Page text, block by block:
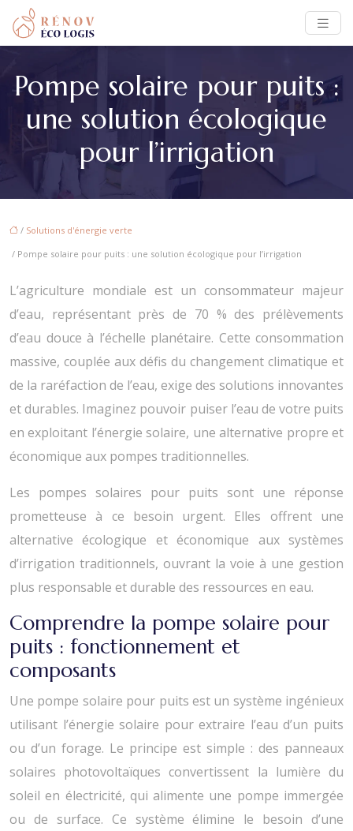
Pompe solaire pour puits :
une solution écologique
pour l’irrigation
/ Solutions d'énergie verte
/ Pompe solaire pour puits : une solution écologique pour l’irrigation
L’agriculture mondiale est un consommateur majeur
d’eau, représentant près de 70 % des prélèvements
d’eau douce à l’échelle planétaire. Cette consommation
massive, couplée aux défis du changement climatique et
de la raréfaction de l’eau, exige des solutions innovantes
et durables. Imaginez pouvoir puiser l’eau de votre puits
en exploitant l’énergie solaire, une alternative propre et
économique aux pompes traditionnelles.
Les pompes solaires pour puits sont une réponse
prometteuse à ce besoin urgent. Elles offrent une
alternative écologique et économique aux systèmes
d’irrigation traditionnels, ouvrant la voie à une gestion
plus responsable et durable des ressources en eau.
Comprendre la pompe solaire pour
puits : fonctionnement et
composants
Une pompe solaire pour puits est un système ingénieux
utilisant l’énergie solaire pour extraire l’eau d’un puits
ou d’un forage. Le principe est simple : des panneaux
solaires photovoltaïques convertissent la lumière du
soleil en électricité, qui alimente une pompe immergée
ou de surface. Ce système élimine le besoin d’une